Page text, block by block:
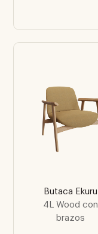
Butaca Ekuru
4L Wood con
brazos